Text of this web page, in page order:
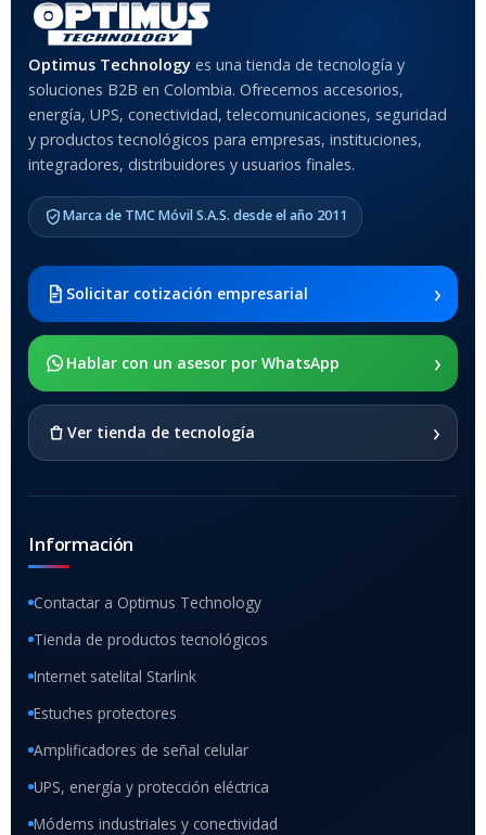
Anti-Shock
MODELO DE TABLETS
COMPATIBLES
2021 SM-x200 / Samsung
Galaxy Tab A8 10.5 2021 SM-
x205
SOPORTE DE APOYO
Optimus Technology es una tienda de tecnología y
soluciones B2B en Colombia. Ofrecemos accesorios,
energía, UPS, conectividad, telecomunicaciones, seguridad
y productos tecnológicos para empresas, instituciones,
integradores, distribuidores y usuarios finales.
Marca de TMC Móvil S.A.S. desde el año 2011
Solicitar cotización empresarial ›
Hablar con un asesor por WhatsApp ›
Ver tienda de tecnología ›
Información
Contactar a Optimus Technology
Tienda de productos tecnológicos
Internet satelital Starlink
Estuches protectores
Amplificadores de señal celular
UPS, energía y protección eléctrica
Módems industriales y conectividad